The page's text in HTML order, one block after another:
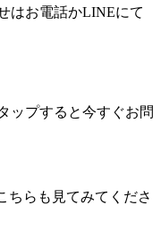
はお電話かLINEにて
ップすると今すぐお問
ちらも見てみてくださ